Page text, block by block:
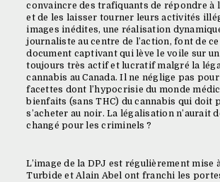
convaincre des trafiquants de répondre à
et de les laisser tourner leurs activités
images inédites, une réalisation
journaliste au centre de l’action, font de
document captivant qui lève le voile sur
toujours très actif et lucratif malgré la
cannabis au Canada. Il ne néglige pas
facettes dont l’hypocrisie du monde
bienfaits (sans THC) du cannabis qui doit
s’acheter au noir. La légalisation n’aurait
changé pour les criminels ?
L’image de la DPJ est régulièrement mise
Turbide et Alain Abel ont franchi les